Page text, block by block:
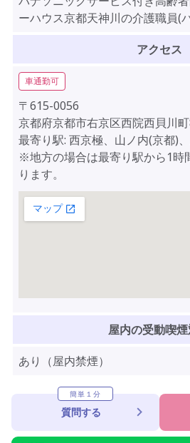
ーハウス京都天神川の介護職員(
アクセス
車通勤可
〒615-0056
京都府京都市右京区西院西貝川
最寄り駅: 西京極、山ノ内(京都)
※地方の場合は最寄り駅から1時
ります。
屋内の受動喫
あり（屋内禁煙）
簡単１分
質問する